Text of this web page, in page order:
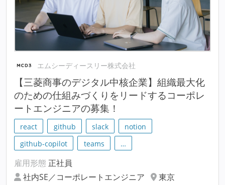
エムシーディースリー株式会社
【三菱商事のデジタル中核企業】組織最大化
のための仕組みづくりをリードするコーポレ
ートエンジニアの募集！
react github slack
notion
github-copilot
teams …
雇用形態 正社員
社内SE／コーポレートエンジニア
東京